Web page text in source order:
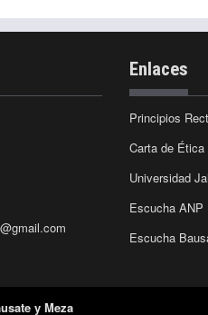
Enlaces
Principios
Carta de Ética
Universidad
Escucha ANP
Escucha
y Meza